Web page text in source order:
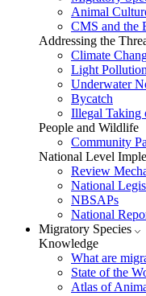
Animal
CMS and the
Addressing the
Climate
Light Pollution
Underwater
Bycatch
Illegal Taking
People and Wildlife
Community
National Level
Review
National
NBSAPs
National
Migratory Species
Knowledge
What are
State of the
Atlas of